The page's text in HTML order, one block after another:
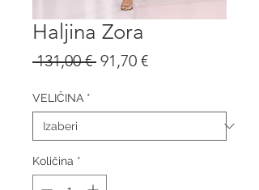
Haljina Zora
131,00 € Redovna
91,70 €Cijena
VELIČINA *
Količina *